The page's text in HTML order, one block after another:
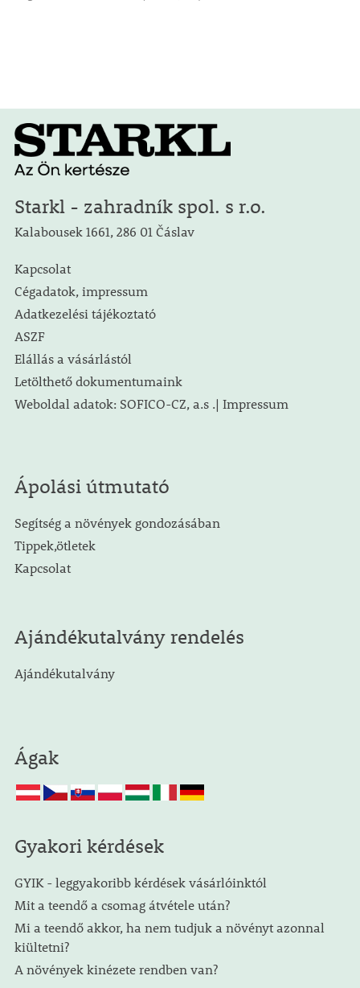
Starkl - zahradník spol. s r.o.
Kalabousek 1661, 286 01 Čáslav
Kapcsolat
Cégadatok, impressum
Adatkezelési tájékoztató
ASZF
Elállás a vásárlástól
Letölthető dokumentumaink
Weboldal adatok: SOFICO-CZ, a.s .| Impressum
Ápolási útmutató
Segítség a növények gondozásában
Tippek,ötletek
Kapcsolat
Ajándékutalvány rendelés
Ajándékutalvány
Ágak
Gyakori kérdések
GYIK - leggyakoribb kérdések vásárlóinktól
Mit a teendő a csomag átvétele után?
Mi a teendő akkor, ha nem tudjuk a növényt azonnal
kiültetni?
A növények kinézete rendben van?